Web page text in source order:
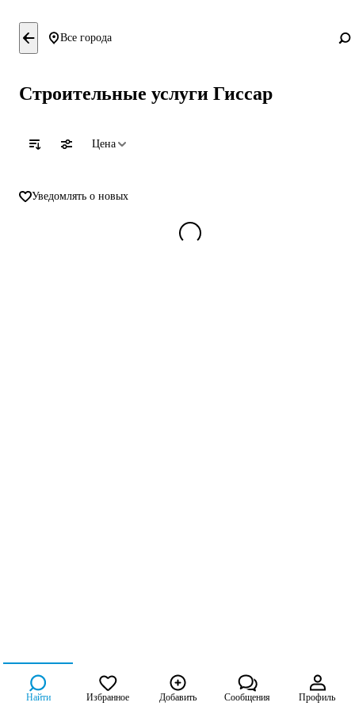
Все города
Cтроительные услуги Гиссар
Цена
Уведомлять о новых
Найти Избранное Добавить Сообщения Профиль